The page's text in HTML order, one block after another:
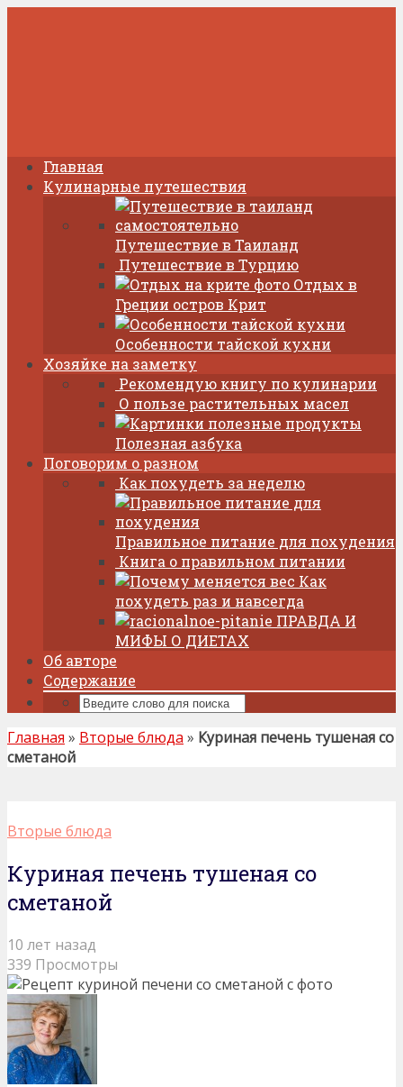
Главная
Кулинарные путешествия
Путешествие в Таиланд
Путешествие в Турцию
Отдых в
Греции остров Крит
Особенности тайской кухни
Хозяйке на заметку
Рекомендую книгу по кулинарии
О пользе растительных масел
Полезная азбука
Поговорим о разном
Как похудеть за неделю
Правильное питание для похудения
Книга о правильном питании
Как
похудеть раз и навсегда
ПРАВДА И
МИФЫ О ДИЕТАХ
Об авторе
Содержание
Главная » Вторые блюда » Куриная печень тушеная со
сметаной
Вторые блюда
Куриная печень тушеная со
сметаной
10 лет назад
339 Просмотры